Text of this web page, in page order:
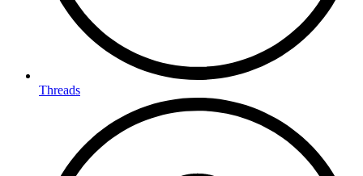
Threads